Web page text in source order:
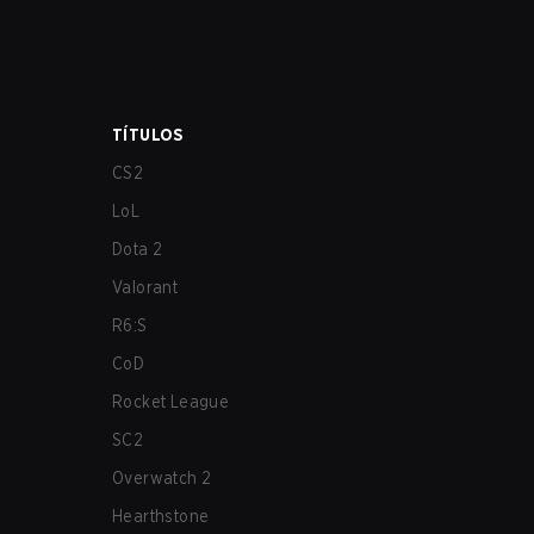
TÍTULOS
CS2
LoL
Dota 2
Valorant
R6:S
CoD
Rocket League
SC2
Overwatch 2
Hearthstone